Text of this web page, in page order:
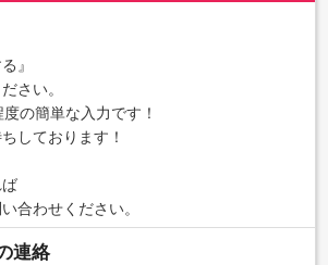
』
さい。
の簡単な入力です！
しております！
合わせください。
連絡